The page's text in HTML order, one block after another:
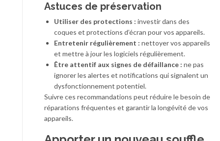
Astuces de préservation
Utiliser des protections : investir dans des
coques et protections d’écran pour vos appareils.
Entretenir régulièrement : nettoyer vos appareils
et mettre à jour les logiciels régulièrement.
Être attentif aux signes de défaillance : ne pas
ignorer les alertes et notifications qui signalent un
dysfonctionnement potentiel.
Suivre ces recommandations peut réduire le besoin de
réparations fréquentes et garantir la longévité de vos
appareils.